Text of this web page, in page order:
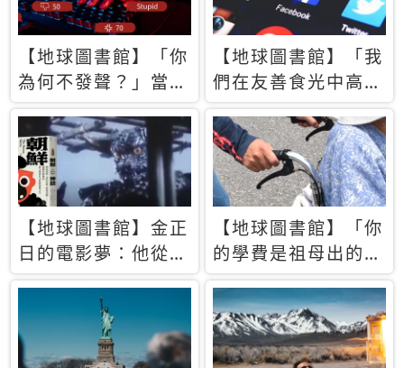
【地球圖書館】「你
為何不發聲？」當情
緒淹沒理智 你以為
的正義成為壓迫他人
的工具
【地球圖書館】「我
們在友善食光中高呼
民主自由，然後被刪
文」一本給Z世代的
末日寶懺《困在社群
平台》
【地球圖書館】金正
日的電影夢：他從南
韓綁來導演和演員，
卻拍出諷刺獨裁者的
北韓電影《平壤怪
獸》
【地球圖書館】「你
的學費是祖母出的」
當孝順變成情緒勒
索，日本孫女弒親案
背後的照護壓力